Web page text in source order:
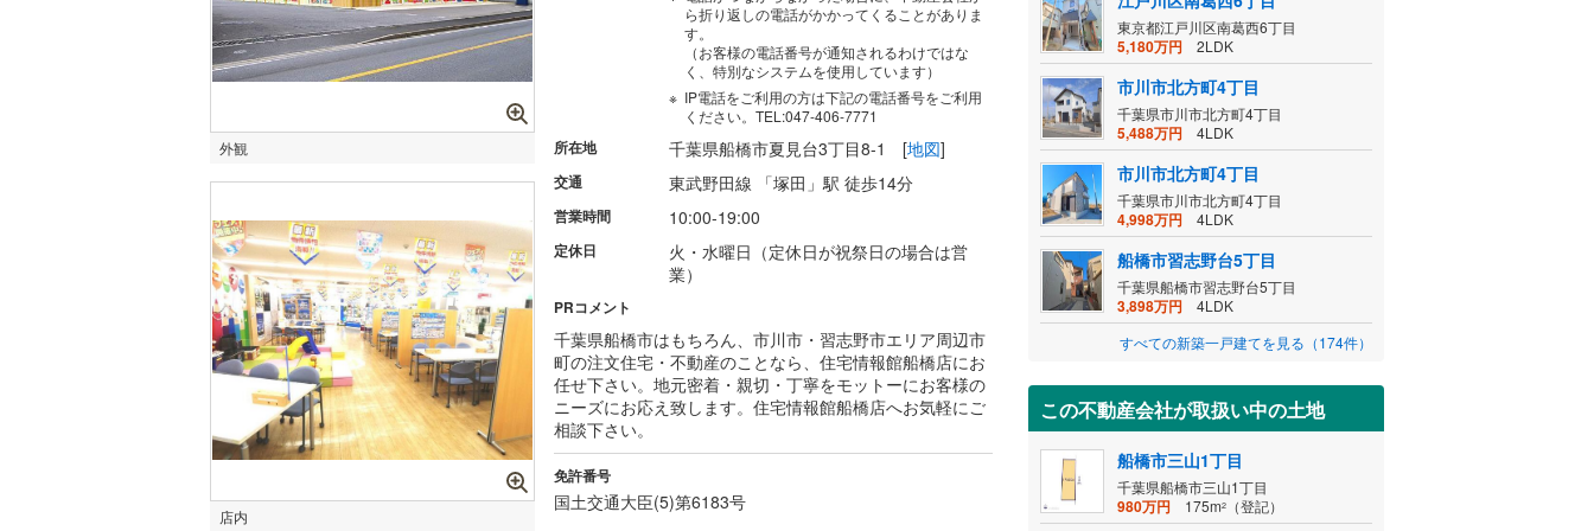
外観
店内
ら折り返しの電話がかかってくることがありま
す。
（お客様の電話番号が通知されるわけではな
く、特別なシステムを使用しています）
IP電話をご利用の方は下記の電話番号をご利用
ください。TEL:047-406-7771
所在地 千葉県船橋市夏見台3丁目8-1 [地図]
交通 東武野田線 「塚田」駅 徒歩14分
営業時間 10:00-19:00
定休日
火・水曜日（定休日が祝祭日の場合は営
業）
PRコメント
千葉県船橋市はもちろん、市川市・習志野市エリア周辺市
町の注文住宅・不動産のことなら、住宅情報館船橋店にお
任せ下さい。地元密着・親切・丁寧をモットーにお客様の
ニーズにお応え致します。住宅情報館船橋店へお気軽にご
相談下さい。
免許番号
国土交通大臣(5)第6183号
東京都江戸川区南葛西6丁目
5,180万円 2LDK
市川市北方町4丁目
千葉県市川市北方町4丁目
5,488万円 4LDK
市川市北方町4丁目
千葉県市川市北方町4丁目
4,998万円 4LDK
船橋市習志野台5丁目
千葉県船橋市習志野台5丁目
3,898万円 4LDK
すべての新築一戸建てを見る（174件）
この不動産会社が取扱い中の土地
船橋市三山1丁目
千葉県船橋市三山1丁目
980万円 175m2 （登記）